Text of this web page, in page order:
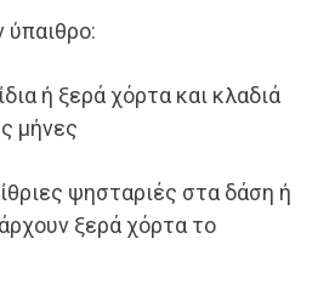
ύπαιθρο:
ή ξερά χόρτα και κλαδιά
μήνες
ψησταριές στα δάση ή
ξερά χόρτα το